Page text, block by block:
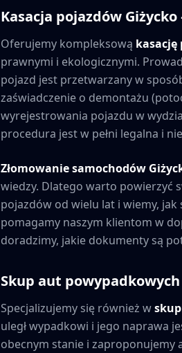
Kasacja pojazdów Giżycko
Oferujemy kompleksową kasację
prawnymi i ekologicznymi.
pojazd jest przetwarzany w
zaświadczenie o demontażu
wyrejestrowania pojazdu w
procedura jest w pełni legalna i
Złomowanie samochodów
wiedzy. Dlatego warto powierzyć
pojazdów od wielu lat i wiemy,
pomagamy naszym klientom w
doradzimy, jakie dokumenty są
Skup aut powypadkowych
Specjalizujemy się również w
uległ wypadkowi i jego naprawa
obecnym stanie i zaproponujemy